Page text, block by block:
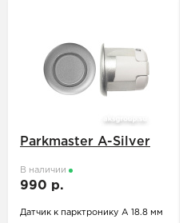
Parkmaster A-Silver
В наличии
990 р.
Датчик к парктронику A 18.8 мм